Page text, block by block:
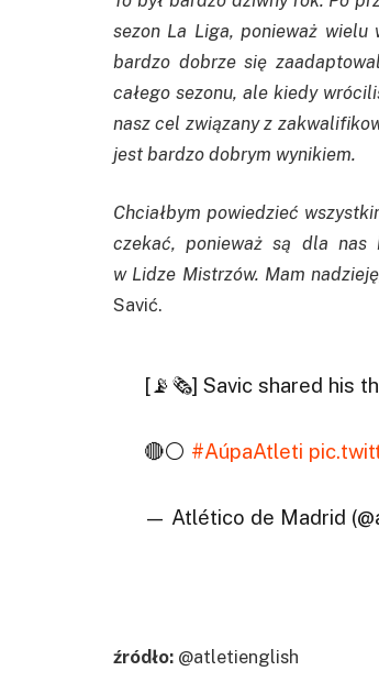
sezon La Liga, ponieważ wielu
bardzo dobrze się
całego sezonu, ale kiedy
nasz cel związany z
jest bardzo dobrym wynikiem.
Chciałbym powiedzieć
czekać, ponieważ są dla nas
w Lidze Mistrzów. Mam
Savić.
[📡🗞] Savic shared his
🔴⚪ #AúpaAtleti
— Atlético de Madrid
źródło: @atletienglish